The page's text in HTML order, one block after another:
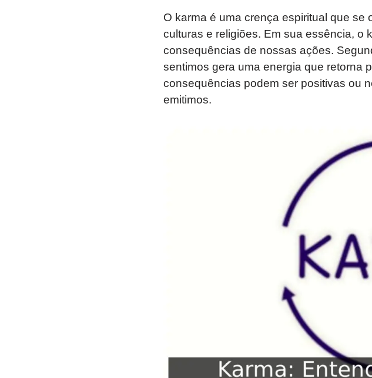
O karma é uma crença espiritual que se
culturas e religiões. Em sua essência, o
consequências de nossas ações.
sentimos gera uma energia que retorna
consequências podem ser positivas ou
emitimos.